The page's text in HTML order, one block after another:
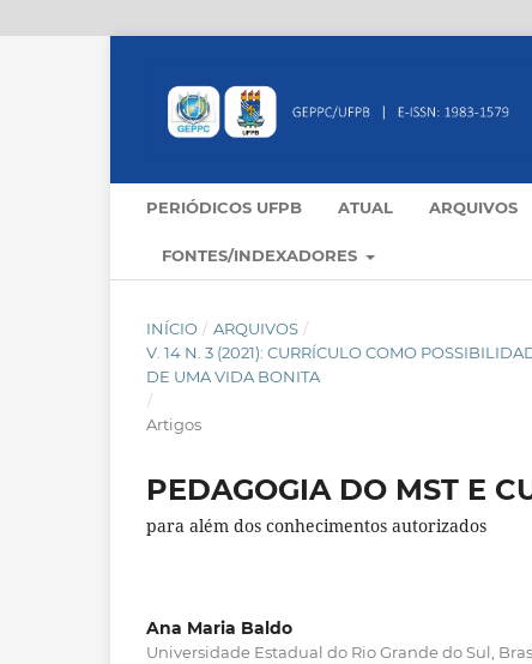
PERIÓDICOS UFPB ATUAL ARQUIVOS
FONTES/INDEXADORES
INÍCIO / ARQUIVOS /
V. 14 N. 3 (2021): CURRÍCULO COMO
DE UMA VIDA BONITA
/
Artigos
PEDAGOGIA DO MST E
para além dos conhecimentos autorizados
Ana Maria Baldo
Universidade Estadual do Rio Grande do Sul,